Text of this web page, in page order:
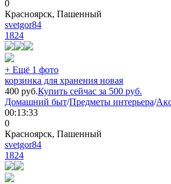
0
Красноярск, Пашенный
svetgor84
1824
+ Ещё 1 фото
корзинка для хранения новая
400 руб.Купить сейчас за 500 руб.
Домашний быт/Предметы интерьера/
00:13:33
0
Красноярск, Пашенный
svetgor84
1824